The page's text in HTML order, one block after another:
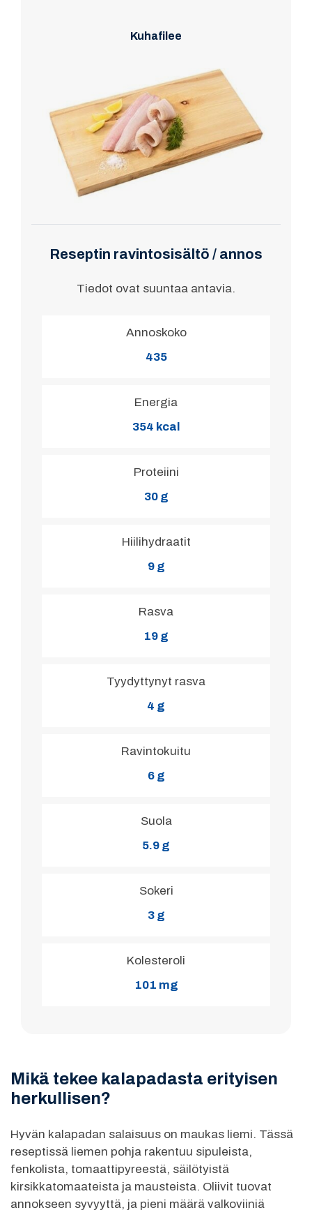
Kuhafilee
Reseptin ravintosisältö / annos
Tiedot ovat suuntaa antavia.
Annoskoko
435
Energia
354 kcal
Proteiini
30 g
Hiilihydraatit
9 g
Rasva
19 g
Tyydyttynyt rasva
4 g
Ravintokuitu
6 g
Suola
5.9 g
Sokeri
3 g
Kolesteroli
101 mg
Mikä tekee kalapadasta erityisen
herkullisen?
Hyvän kalapadan salaisuus on maukas liemi. Tässä
reseptissä liemen pohja rakentuu sipuleista,
fenkolista, tomaattipyreestä, säilötyistä
kirsikkatomaateista ja mausteista. Oliivit tuovat
annokseen syvyyttä, ja pieni määrä valkoviiniä